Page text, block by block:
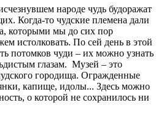
народе чудь будоражат
Когда-то чудские племена дали
которыми мы до сих пор
истолковать. По сей день в этой
потомков чуди – их можно узнать
глазам. Музей – это
городища. Огражденные
капище, идолы... Здесь можно
о которой не сохранилось ни